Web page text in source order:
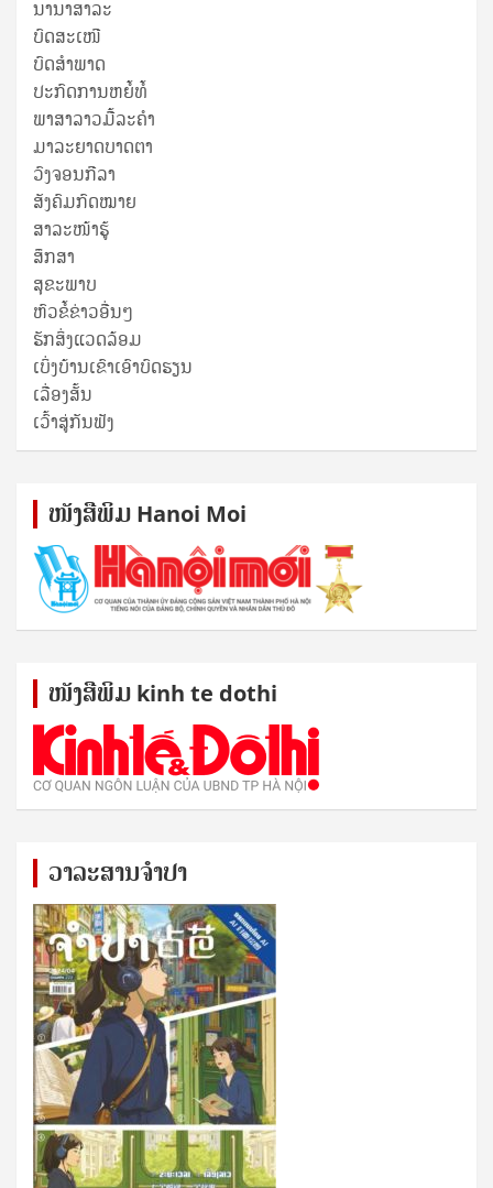
ນານາສາລະ
ບົດສະເໜີ
ບົດສໍາພາດ
ປະກົດການຫຍໍ້ທໍ້
ພາສາລາວມື້ລະຄຳ
ມາລະຍາດບາດຕາ
ວົງຈອນກີລາ
ສັງຄົມກົດໝາຍ
ສາລະໜ້າຮູ້
ສຶກສາ
ສຸ​ຂະ​ພາບ
ຫົວຂໍ້ຂ່າວອື່ນໆ
ຮັກສິ່ງແວດລ້ອມ
ເບິ່ງບ້ານເຂົາເອົາບົດຮຽນ
ເລື່ອງສັ້ນ
ເວົ້າສູ່ກັນຟັງ
ໜັງ​ສື​ພິມ Hanoi Moi
ໜັງ​ສື​ພິມ kinh te dothi
ວາລະສານຈຳປາ